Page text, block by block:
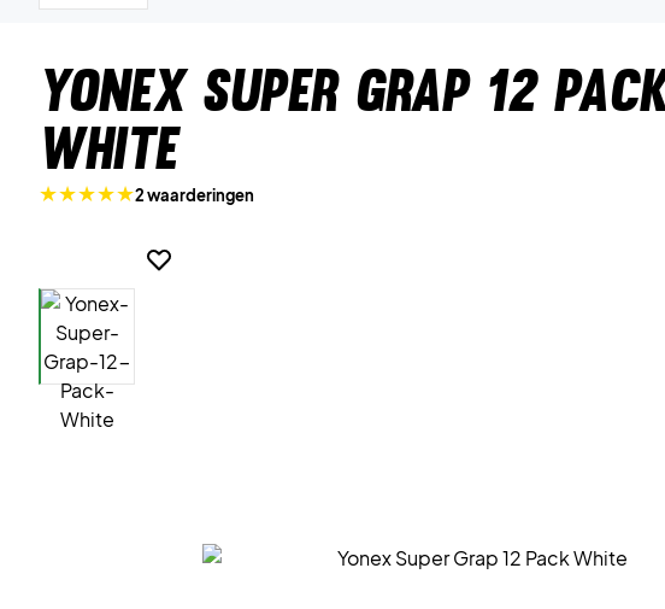
Yonex Super Grap 12
White
2 waarderingen